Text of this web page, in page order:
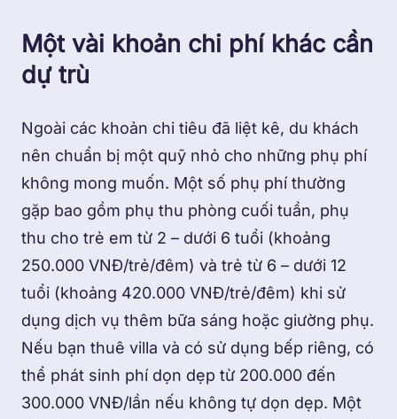
Một vài khoản chi phí khác cần
dự trù
Ngoài các khoản chi tiêu đã liệt kê, du khách
nên chuẩn bị một quỹ nhỏ cho những phụ phí
không mong muốn. Một số phụ phí thường
gặp bao gồm phụ thu phòng cuối tuần, phụ
thu cho trẻ em từ 2 – dưới 6 tuổi (khoảng
250.000 VNĐ/trẻ/đêm) và trẻ từ 6 – dưới 12
tuổi (khoảng 420.000 VNĐ/trẻ/đêm) khi sử
dụng dịch vụ thêm bữa sáng hoặc giường phụ.
Nếu bạn thuê villa và có sử dụng bếp riêng, có
thể phát sinh phí dọn dẹp từ 200.000 đến
300.000 VNĐ/lần nếu không tự dọn dẹp. Một